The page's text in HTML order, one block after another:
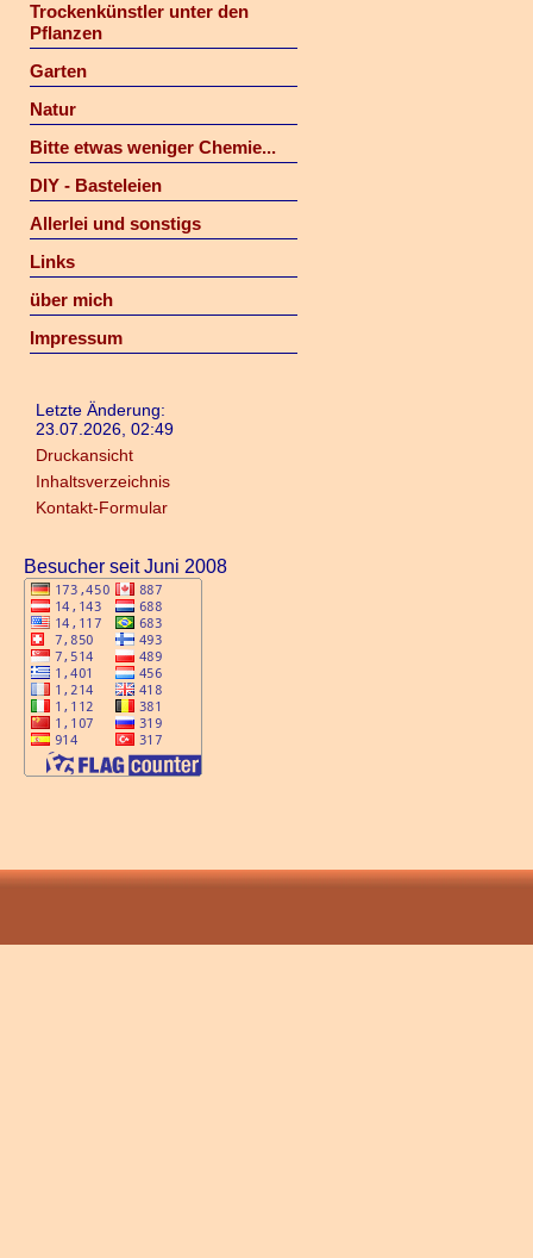
Trockenkünstler unter den
Pflanzen
Garten
Natur
Bitte etwas weniger Chemie...
DIY - Basteleien
Allerlei und sonstigs
Links
über mich
Impressum
Letzte Änderung:
23.07.2026, 02:49
Druckansicht
Inhaltsverzeichnis
Kontakt-Formular
Besucher seit Juni 2008